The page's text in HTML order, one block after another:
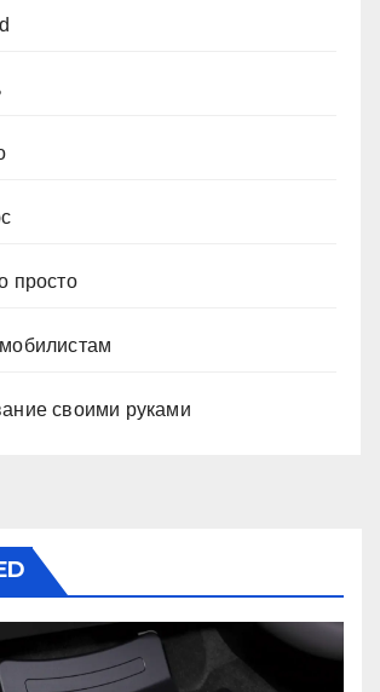
просто
своими руками